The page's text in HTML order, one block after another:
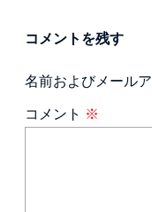
コメントを残す
名前およびメール
コメント ※